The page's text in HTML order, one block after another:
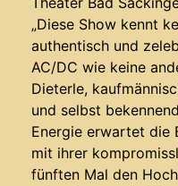
„Diese Show kennt
authentisch und
AC/DC wie keine
Dieterle,
und selbst
Energie erwartet die
mit ihrer
fünften Mal den